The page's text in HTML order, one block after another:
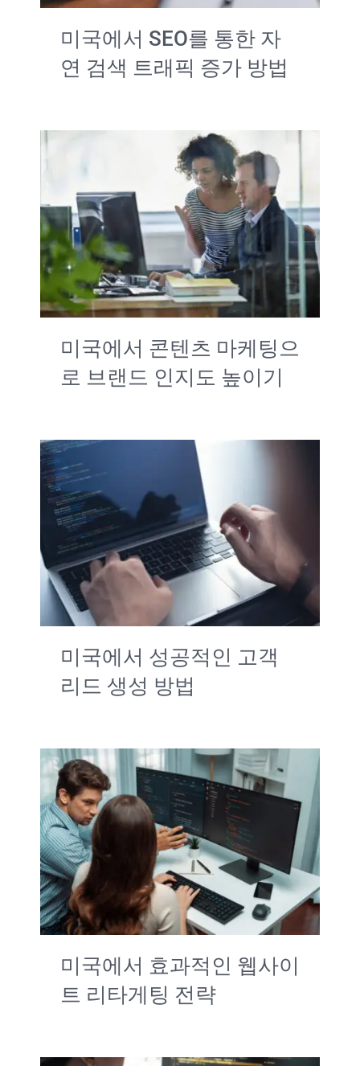
미국에서 SEO를 통한 자
연 검색 트래픽 증가 방법
미국에서 콘텐츠 마케팅으
로 브랜드 인지도 높이기
미국에서 성공적인 고객
리드 생성 방법
미국에서 효과적인 웹사이
트 리타게팅 전략